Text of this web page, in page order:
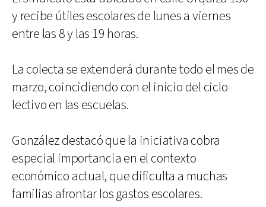
y recibe útiles escolares de lunes a viernes
entre las 8 y las 19 horas.
La colecta se extenderá durante todo el mes de
marzo, coincidiendo con el inicio del ciclo
lectivo en las escuelas.
González destacó que la iniciativa cobra
especial importancia en el contexto
económico actual, que dificulta a muchas
familias afrontar los gastos escolares.